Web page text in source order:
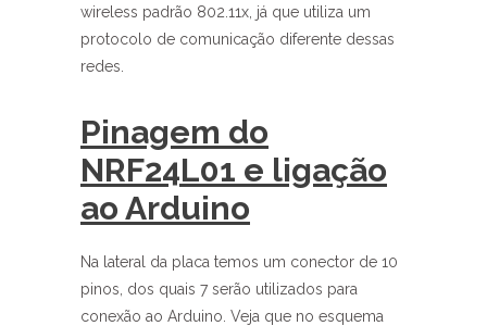
wireless padrão 802.11x, já que utiliza um
protocolo de comunicação diferente dessas
redes.
Pinagem do
NRF24L01 e ligação
ao Arduino
Na lateral da placa temos um conector de 10
pinos, dos quais 7 serão utilizados para
conexão ao Arduino. Veja que no esquema